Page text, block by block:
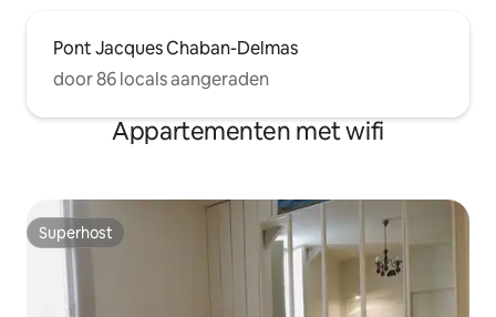
Pont Jacques Chaban-Delmas
door 86 locals aangeraden
Appartementen met wifi
Superhost
Superhost